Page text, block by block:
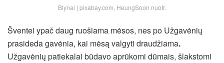
Blynai | pixabay.com, HeungSoon nuotr.
Šventei ypač daug ruošiama mėsos, nes po Užgavėnių
prasideda gavėnia, kai mėsą valgyti draudžiama.
Užgavėnių patiekalai būdavo aprūkomi dūmais, šlakstomi